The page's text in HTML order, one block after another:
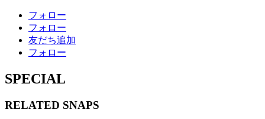
フォロー
フォロー
友だち追加
フォロー
SPECIAL
RELATED SNAPS